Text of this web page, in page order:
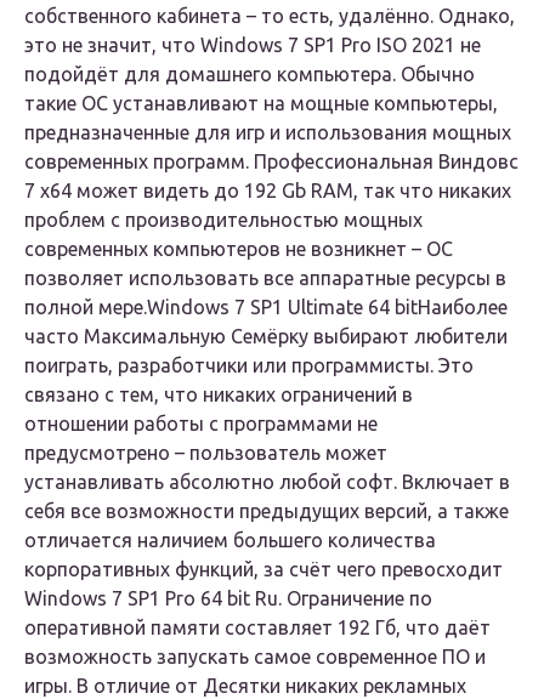
собственного кабинета – то есть, удалённо. Однако,
это не значит, что Windows 7 SP1 Pro ISO 2021 не
подойдёт для домашнего компьютера. Обычно
такие ОС устанавливают на мощные компьютеры,
предназначенные для игр и использования мощных
современных программ. Профессиональная Виндовс
7 x64 может видеть до 192 Gb RAM, так что никаких
проблем с производительностью мощных
современных компьютеров не возникнет – ОС
позволяет использовать все аппаратные ресурсы в
полной мере.Windows 7 SP1 Ultimate 64 bitНаиболее
часто Максимальную Семёрку выбирают любители
поиграть, разработчики или программисты. Это
связано с тем, что никаких ограничений в
отношении работы с программами не
предусмотрено – пользователь может
устанавливать абсолютно любой софт. Включает в
себя все возможности предыдущих версий, а также
отличается наличием большего количества
корпоративных функций, за счёт чего превосходит
Windows 7 SP1 Pro 64 bit Ru. Ограничение по
оперативной памяти составляет 192 Гб, что даёт
возможность запускать самое современное ПО и
игры. В отличие от Десятки никаких рекламных